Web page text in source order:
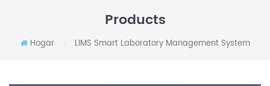
Products
Hogar LIMS Smart Laboratory Management System